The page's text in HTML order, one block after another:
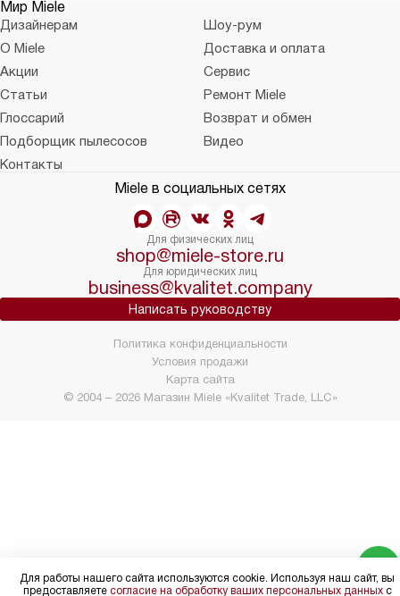
Мир Miele
Дизайнерам
Шоу-рум
О Miele
Доставка и оплата
Акции
Сервис
Статьи
Ремонт Miele
Глоссарий
Возврат и обмен
Подборщик пылесосов
Видео
Контакты
Miele в социальных сетях
Для физических лиц
shop@miele-store.ru
Для юридических лиц
business@kvalitet.company
Написать руководству
© 2004 – 2026 Магазин Miele «Kvalitet Trade, LLC»
Политика конфиденциальности
Условия продажи
Карта сайта
Для работы нашего сайта используются cookie. Используя наш сайт, вы
предоставляете согласие на обработку ваших персональных данныхс